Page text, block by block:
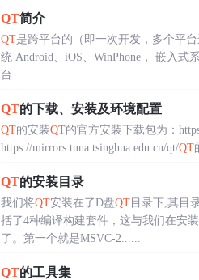
QT简介
QT是跨平台的（即一次开发，多个平
统 Android、iOS、WinPhone， 嵌入式
台......
QT的下载、安装及环境配置
QT的安装QT的官方安装下载包为：
https://mirrors.tuna.tsinghua.edu.cn/qt/QT
QT的安装目录
我们将QT安装在了D盘QT目录下,其目
括了4种编译构建套件，这与我们在安
了。第一个就是MSVC-2......
QT的工具集